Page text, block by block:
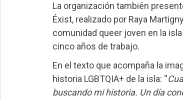
La organización también
Éxist, realizado por Raya
comunidad queer joven en la
cinco años de trabajo.
En el texto que acompaña la
historia LGBTQIA+ de la isla: “
buscando mi historia. Un día